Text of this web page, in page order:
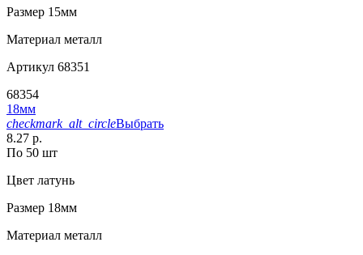
Размер 15мм
Материал металл
Артикул 68351
68354
18мм
checkmark_alt_circleВыбрать
8.27 р.
По 50 шт
Цвет латунь
Размер 18мм
Материал металл